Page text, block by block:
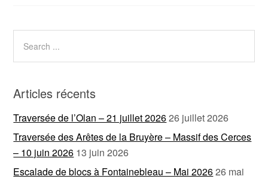
Articles récents
Traversée de l’Olan – 21 juillet 202626 juillet 2026
Traversée des Arêtes de la Bruyère – Massif des Cerces
– 10 juin 2026 13 juin 2026
Escalade de blocs à Fontainebleau – Mai 202626 mai